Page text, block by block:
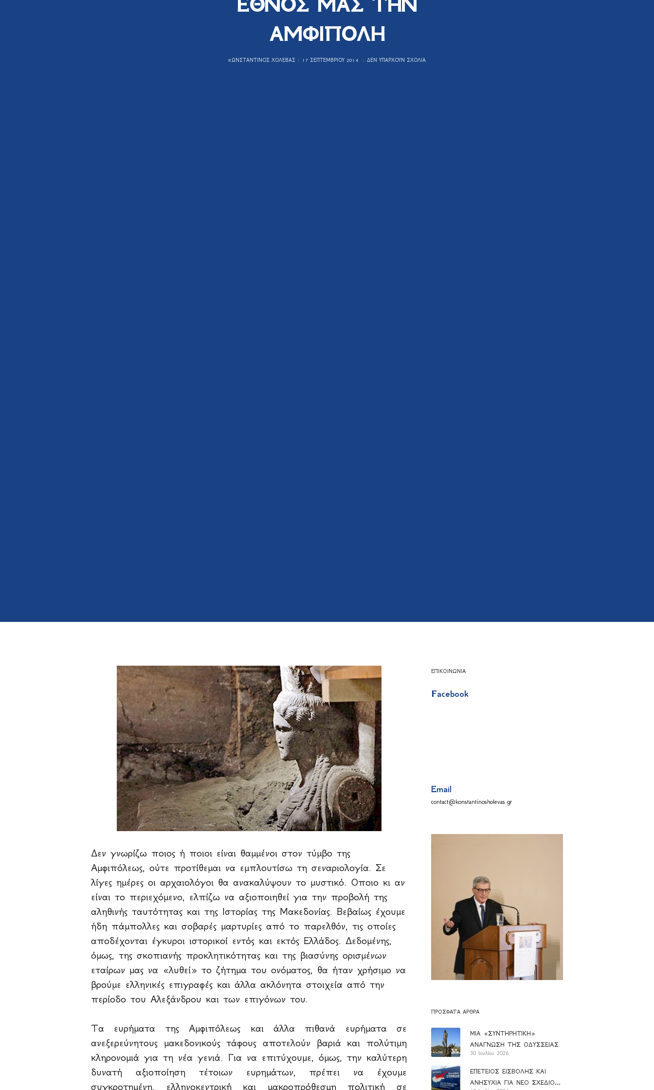
ΑΜΦΙΠΟΛΗ
KΩΝΣΤΑΝΤΊΝΟΣ ΧΟΛΈΒΑΣ 17 ΣΕΠΤΕΜΒΡΊΟΥ 2014 ΔΕΝ ΥΠΆΡΧΟΥΝ ΣΧΌΛΙΑ
Δεν γνωρίζω ποιος ή ποιοι είναι θαμμένοι στον τύμβο της
Αμφιπόλεως, ούτε προτίθεμαι να εμπλουτίσω τη σεναριολογία. Σε
λίγες ημέρες οι αρχαιολόγοι θα ανακαλύψουν το μυστικό. Οποιο κι αν
είναι το περιεχόμενο, ελπίζω να αξιοποιηθεί για την προβολή της
αληθινής ταυτότητας και της Ιστορίας της Μακεδονίας. Βεβαίως έχουμε
ήδη πάμπολλες και σοβαρές μαρτυρίες από το παρελθόν, τις οποίες
αποδέχονται έγκυροι ιστορικοί εντός και εκτός Ελλάδος. Δεδομένης,
όμως, της σκοπιανής προκλητικότητας και της βιασύνης ορισμένων
εταίρων μας να «λυθεί» το ζήτημα του ονόματος, θα ήταν χρήσιμο να
βρούμε ελληνικές επιγραφές και άλλα ακλόνητα στοιχεία από την
περίοδο του Αλεξάνδρου και των επιγόνων του.
Τα ευρήματα της Αμφιπόλεως και άλλα πιθανά ευρήματα σε
ανεξερεύνητους μακεδονικούς τάφους αποτελούν βαριά και πολύτιμη
κληρονομιά για τη νέα γενιά. Για να επιτύχουμε, όμως, την καλύτερη
δυνατή αξιοποίηση τέτοιων ευρημάτων, πρέπει να έχουμε
συγκροτημένη, ελληνοκεντρική και μακροπρόθεσμη πολιτική σε
ΕΠΙΚΟΙΝΩΝΊΑ
Facebook
Email
contact@konstantinosholevas.gr
ΠΡΌΣΦΑΤΑ ΆΡΘΡΑ
ΜΙΑ «ΣΥΝΤΗΡΗΤΙΚΗ»
ΑΝΑΓΝΩΣΗ ΤΗΣ ΟΔΥΣΣΕΙΑΣ
30 Ιουλίου 2026
ΕΠΕΤΕΙΟΣ ΕΙΣΒΟΛΗΣ ΚΑΙ
ΑΝΗΣΥΧΙΑ ΓΙΑ ΝΕΟ ΣΧΕΔΙΟ